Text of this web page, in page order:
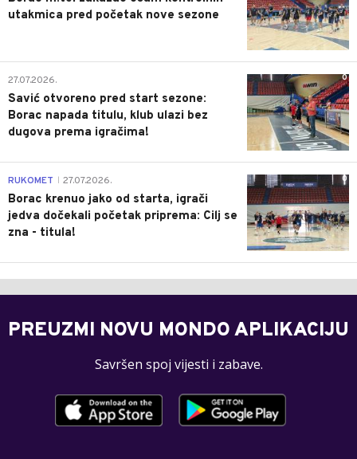
utakmica pred početak nove sezone
0
27.07.2026.
Savić otvoreno pred start sezone:
Borac napada titulu, klub ulazi bez
dugova prema igračima!
0
RUKOMET 27.07.2026.
Borac krenuo jako od starta, igrači
jedva dočekali početak priprema: Cilj se
zna - titula!
PREUZMI NOVU MONDO APLIKACIJU
Savršen spoj vijesti i zabave.